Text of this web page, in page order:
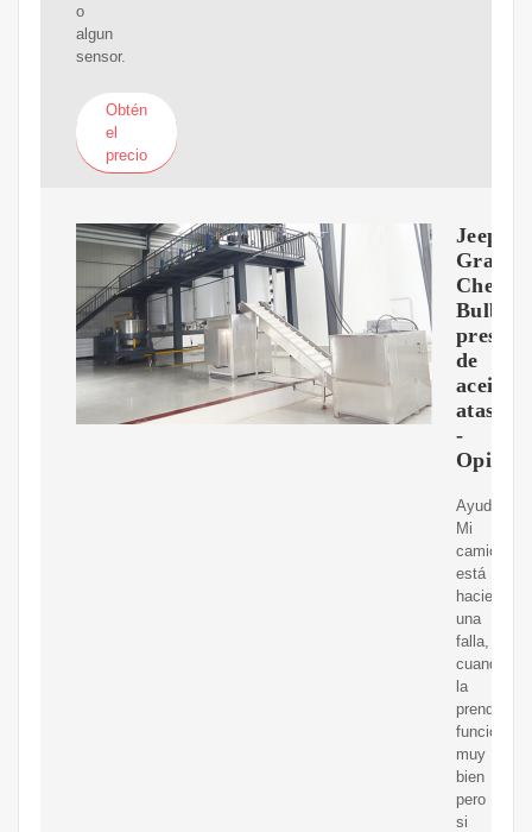
o
algun
sensor.
Obtén
el
precio
Jeep
Grand
Bulbo
presión
de
aceite
-
Ayudaaa!!
Mi
camioneta
está
haciendo
una
falla,
cuando
la
prendo
funciona
muy
bien
pero
si